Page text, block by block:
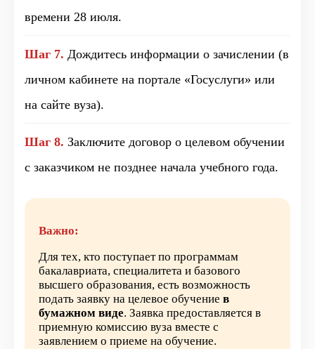
времени 28 июля.
Шаг 7. Дождитесь информации о зачислении (в
личном кабинете на портале «Госуслуги» или
на сайте вуза).
Шаг 8. Заключите договор о целевом обучении
с заказчиком не позднее начала учебного года.
Важно:
Для тех, кто поступает по программам
бакалавриата, специалитета и базового
высшего образования, есть возможность
подать заявку на целевое обучение в
бумажном виде. Заявка предоставляется в
приемную комиссию вуза вместе с
заявлением о приеме на обучение.